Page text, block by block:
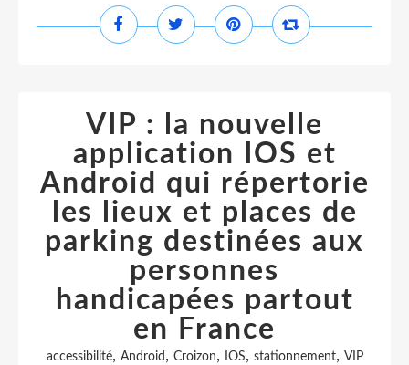
VIP : la nouvelle
application IOS et
Android qui répertorie
les lieux et places de
parking destinées aux
personnes
handicapées partout
en France
accessibilité, Android , Croizon, IOS, stationnement, VIP